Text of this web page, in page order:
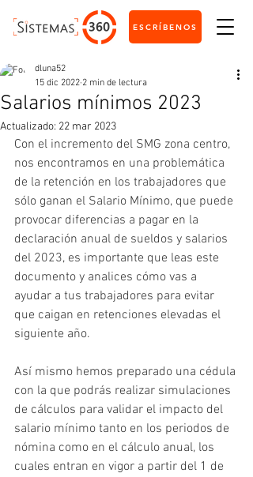
ESCRÍBENOS
Salarios mínimos 2023
dluna52
15 dic 2022 2 min de lectura
Actualizado: 22 mar 2023
Con el incremento del SMG zona centro,
nos encontramos en una problemática
de la retención en los trabajadores que
sólo ganan el Salario Mínimo, que puede
provocar diferencias a pagar en la
declaración anual de sueldos y salarios
del 2023, es importante que leas este
documento y analices cómo vas a
ayudar a tus trabajadores para evitar
que caigan en retenciones elevadas el
siguiente año.
Así mismo hemos preparado una cédula
con la que podrás realizar simulaciones
de cálculos para validar el impacto del
salario mínimo tanto en los periodos de
nómina como en el cálculo anual, los
cuales entran en vigor a partir del 1 de